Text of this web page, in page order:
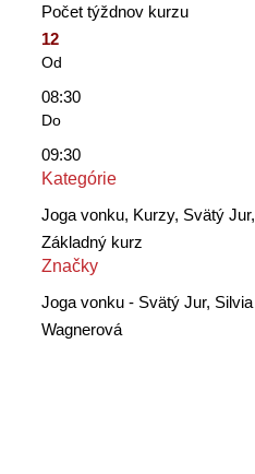
Počet týždnov kurzu
12
Od
08:30
Do
09:30
Kategórie
Joga vonku, Kurzy, Svätý Jur,
Základný kurz
Značky
Joga vonku - Svätý Jur, Silvia
Wagnerová